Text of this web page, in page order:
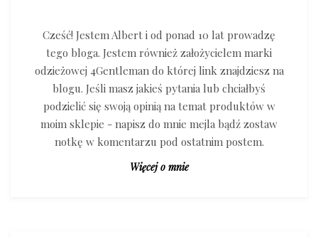
Cześć! Jestem Albert i od ponad 10 lat prowadzę
tego bloga. Jestem również założycielem marki
odzieżowej 4Gentleman do której link znajdziesz na
blogu. Jeśli masz jakieś pytania lub chciałbyś
podzielić się swoją opinią na temat produktów w
moim sklepie - napisz do mnie mejla bądź zostaw
notkę w komentarzu pod ostatnim postem.
Więcej o mnie